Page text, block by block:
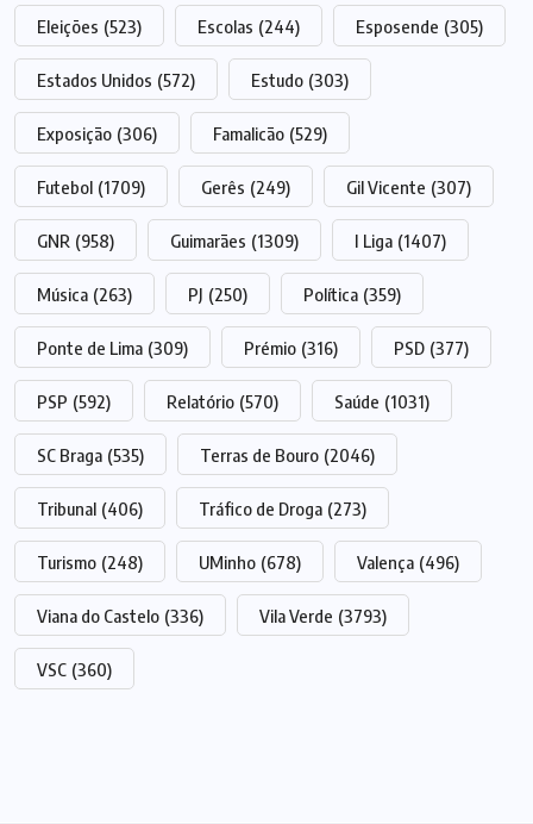
Eleições (523) Escolas (244) Esposende (305)
Estados Unidos (572) Estudo (303)
Exposição (306) Famalicão (529)
Futebol (1709) Gerês (249) Gil Vicente (307)
GNR (958) Guimarães (1309) I Liga (1407)
Música (263) PJ (250) Política (359)
Ponte de Lima (309) Prémio (316) PSD (377)
PSP (592) Relatório (570) Saúde (1031)
SC Braga (535) Terras de Bouro (2046)
Tribunal (406) Tráfico de Droga (273)
Turismo (248) UMinho (678) Valença (496)
Viana do Castelo (336) Vila Verde (3793)
VSC (360)